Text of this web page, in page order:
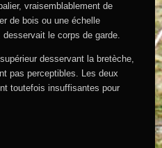
vraisemblablement de
de bois ou une échelle
desservait le corps de garde.
desservant la bretèche,
pas perceptibles. Les deux
toutefois insuffisantes pour